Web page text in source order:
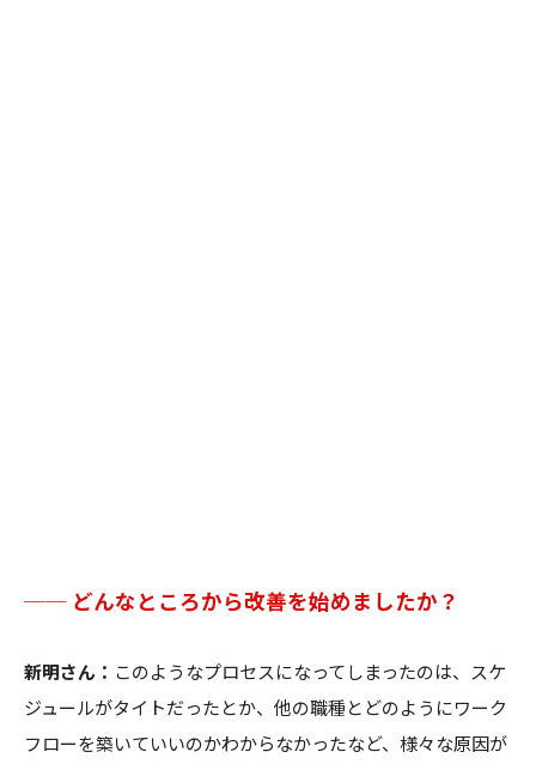
── どんなところから改善を始めましたか？
新明さん： このようなプロセスになってしまったのは、スケ
ジュールがタイトだったとか、他の職種とどのようにワーク
フローを築いていいのかわからなかったなど、様々な原因が